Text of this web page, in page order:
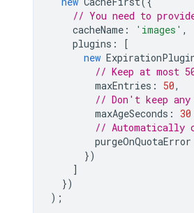
// You need to
cacheName : 'images' ,
plugins :
[
new
// Keep at most
maxEntries : 50,
// Don't keep
maxAgeSeconds : 30
// Automatically
purgeOnQuotaError
})
]
})
);